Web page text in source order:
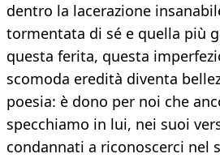
dentro la lacerazione
tormentata di sé e quella più
questa ferita, questa
scomoda eredità diventa
poesia: è dono per noi che
specchiamo in lui, nei suoi
condannati a riconoscerci nel